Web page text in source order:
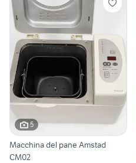
5
Macchina del pane Amstad
CM02